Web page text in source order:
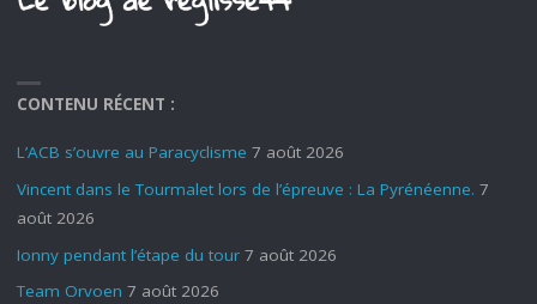
CONTENU RÉCENT :
L’ACB s’ouvre au Paracyclisme 7 août 2026
Vincent dans le Tourmalet lors de l’épreuve : La Pyrénéenne. 7
août 2026
Ionny pendant l’étape du tour 7 août 2026
Team Orvoen 7 août 2026